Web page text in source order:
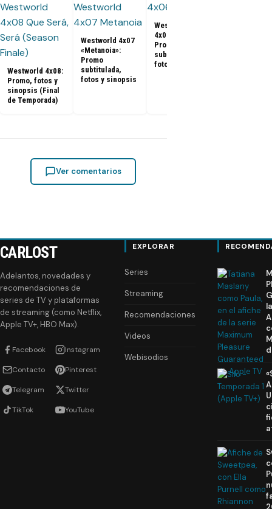
Westworld 4x08:
Promo, fotos y
sinopsis (Final
de Temporada)
Westworld 4x07
«Metanoia»:
Promo
subtitulada,
fotos y sinopsis
Westworld
4x06 «Fidelity»:
Promo
subtitulada,
fotos y sinopsis
Ver comentarios
CARLOST
Adelantos, novedades y
recomendaciones de
series de TV y plataformas
de streaming (como Netflix,
Apple TV+, HBO Max).
Facebook Instagram
Contacto Pinterest
Telegram Twitter
TikTok YouTube
EXPLORAR
Series
Streaming
Recomendaciones
Videos
Webisodios